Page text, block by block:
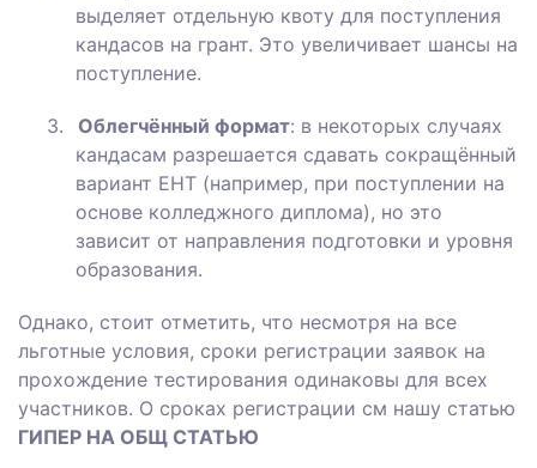
выделяет отдельную квоту для поступления
кандасов на грант. Это увеличивает шансы на
поступление.
3. Облегчённый формат: в некоторых случаях
кандасам разрешается сдавать сокращённый
вариант ЕНТ (например, при поступлении на
основе колледжного диплома), но это
зависит от направления подготовки и уровня
образования.
Однако, стоит отметить, что несмотря на все
льготные условия, сроки регистрации заявок на
прохождение тестирования одинаковы для всех
участников. О сроках регистрации см нашу статью
ГИПЕР НА ОБЩ СТАТЬЮ